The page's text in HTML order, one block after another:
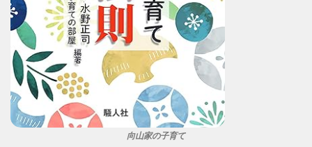
向山家の子育て